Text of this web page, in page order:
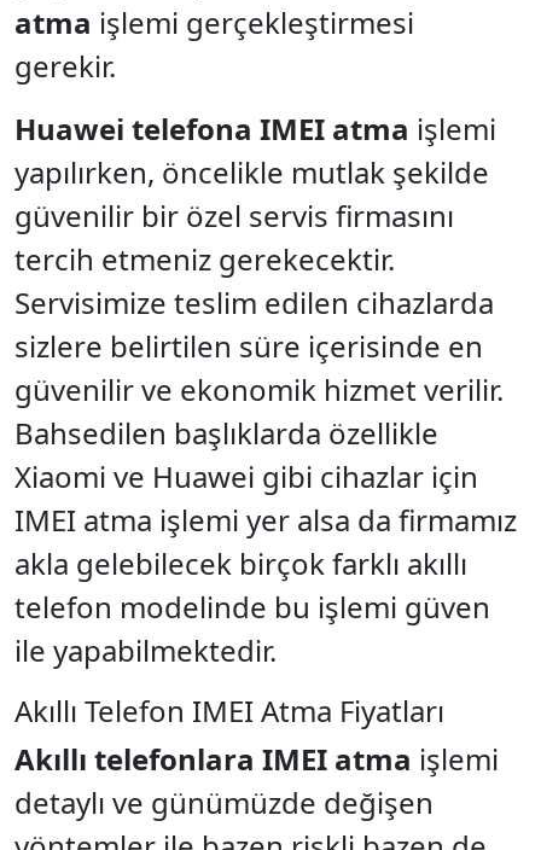
atma işlemi gerçekleştirmesi
gerekir.
Huawei telefona IMEI atma işlemi
yapılırken, öncelikle mutlak şekilde
güvenilir bir özel servis firmasını
tercih etmeniz gerekecektir.
Servisimize teslim edilen cihazlarda
sizlere belirtilen süre içerisinde en
güvenilir ve ekonomik hizmet verilir.
Bahsedilen başlıklarda özellikle
Xiaomi ve Huawei gibi cihazlar için
IMEI atma işlemi yer alsa da firmamız
akla gelebilecek birçok farklı akıllı
telefon modelinde bu işlemi güven
ile yapabilmektedir.
Akıllı Telefon IMEI Atma Fiyatları
Akıllı telefonlara IMEI atma işlemi
detaylı ve günümüzde değişen